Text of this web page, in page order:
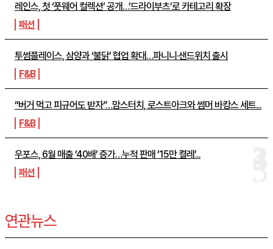
레인스, 첫 ‘풋웨어 컬렉션’ 공개…’드라이부츠’로 카테고리 확장
패션
투썸플레이스, 삼양과 ‘불닭’ 협업 확대…파니니·샌드위치 출시
F&B
“버거 먹고 피규어도 받자”…맘스터치, 로스트아크와 썸머 바캉스 세트...
F&B
우포스, 6월 매출 ’40배’ 증가…누적 판매 ’15만 켤레’...
패션
연관뉴스